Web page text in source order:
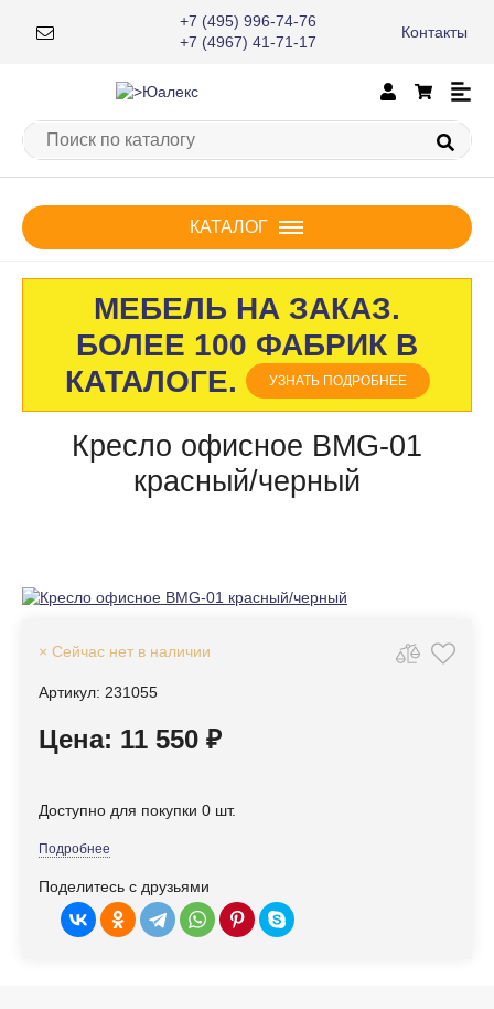
+7 (495) 996-74-76
+7 (4967) 41-71-17
Контакты
×
КАТАЛОГ
МЕБЕЛЬ НА ЗАКАЗ.
БОЛЕЕ 100 ФАБРИК В
КАТАЛОГЕ.
УЗНАТЬ ПОДРОБНЕЕ
Кресло офисное BMG-01
красный/черный
× Сейчас нет в наличии
Артикул: 231055
Цена: 11 550 ₽
Доступно для покупки 0 шт.
Подробнее
Поделитесь с друзьями